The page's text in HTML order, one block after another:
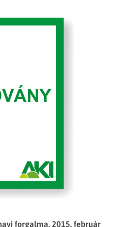
forgalma, 2015. február